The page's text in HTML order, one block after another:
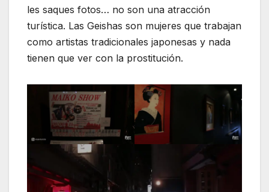
les saques fotos… no son una atracción
turística. Las Geishas son mujeres que trabajan
como artistas tradicionales japonesas y nada
tienen que ver con la prostitución.